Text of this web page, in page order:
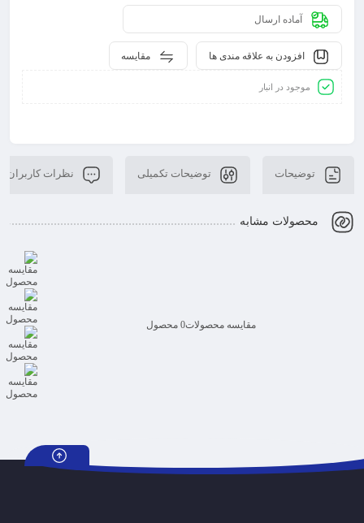
آماده ارسال
مقایسه افزودن به علاقه مندی ها
موجود در انبار
توضیحات توضیحات تکمیلی نظرات کاربران
محصولات مشابه
مقایسه محصولات0 محصول